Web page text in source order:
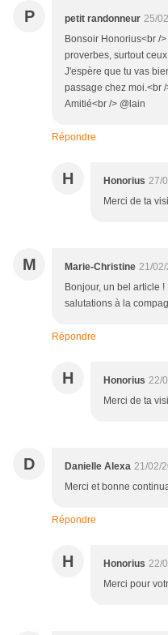
P petit randonneur 25/
Bonsoir Honorius<br /
proverbes, surtout
J'espère que tu vas
passage chez moi.<br
Amitié<br /> @lain
Répondre
H Honorius 27/
Merci de ta
M Marie-Christine 21/
Bonjour, un bel article
salutations à la
Répondre
H Honorius 22/
Merci de ta
D Danielle Alexa 21/02/
Merci et bonne
Répondre
H Honorius 22/
Merci pour